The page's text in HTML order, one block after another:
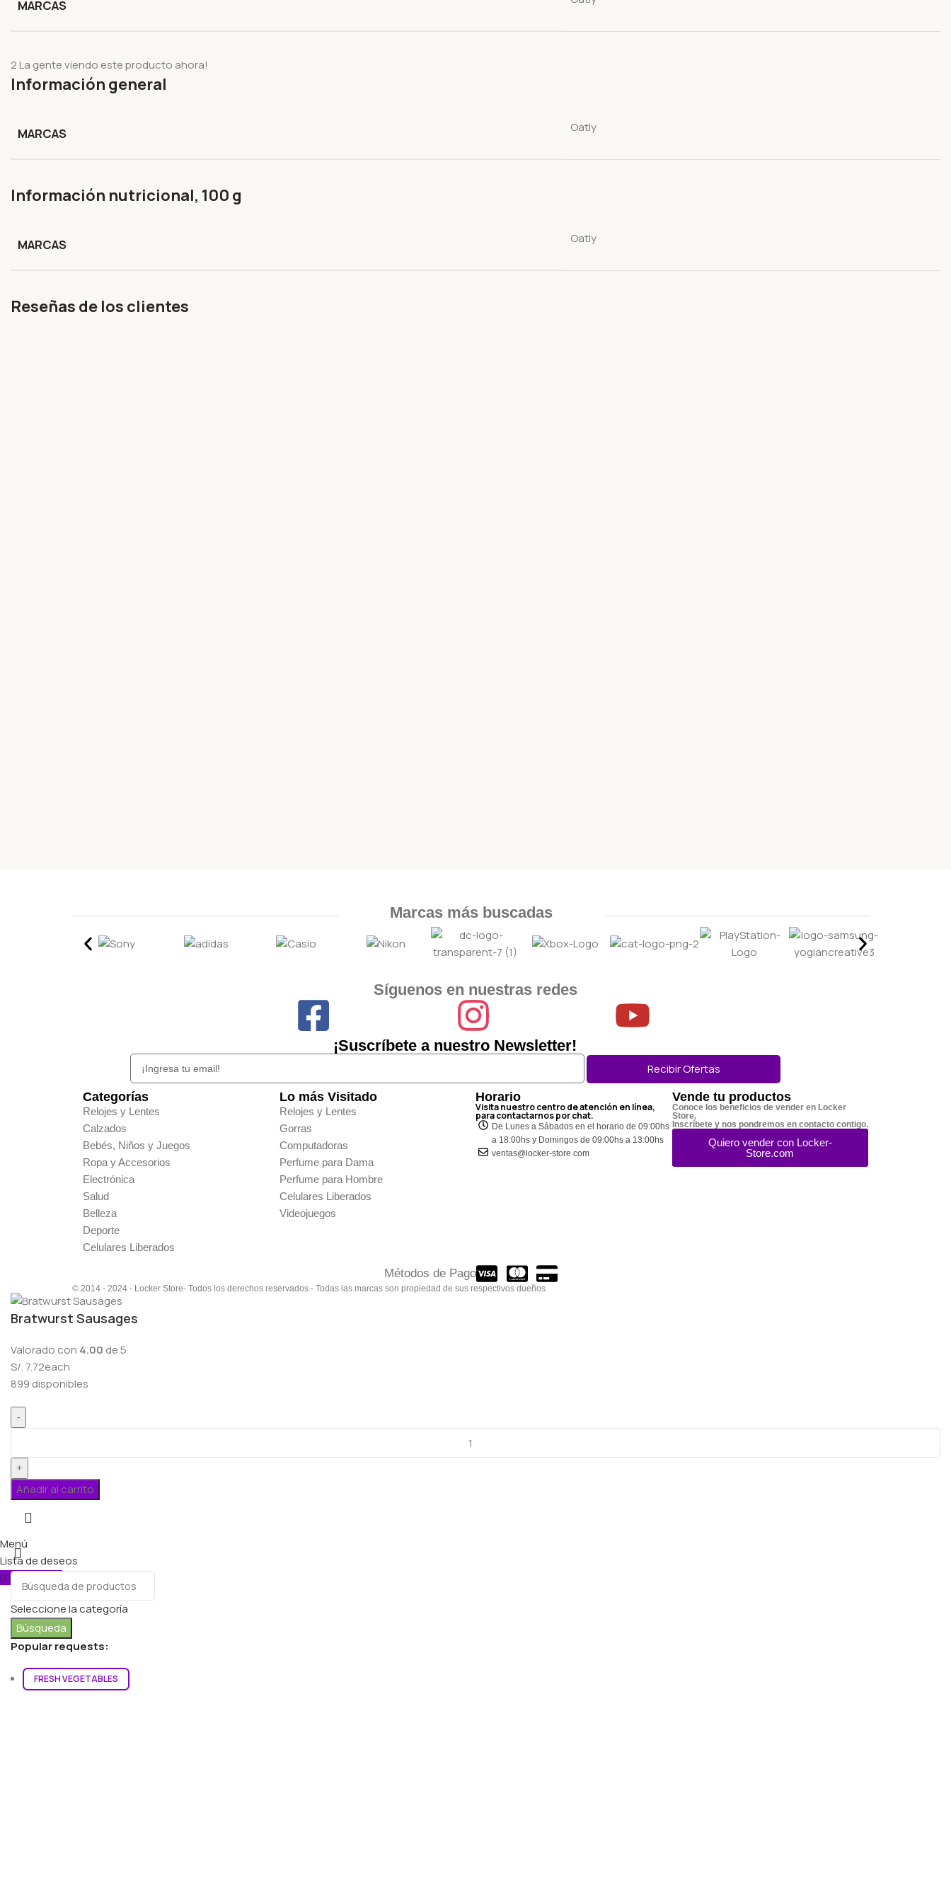
MARCAS
2 La gente viendo este producto ahora!
Información general
MARCAS Oatly
Información nutricional, 100 g
MARCAS Oatly
Reseñas de los clientes
Marcas más buscadas
Síguenos en nuestras redes
¡Suscríbete a nuestro Newsletter!
Recibir Ofertas
Categorías
Relojes y Lentes
Calzados
Bebés, Niños y Juegos
Ropa y Accesorios
Electrónica
Salud
Belleza
Deporte
Celulares Liberados
Lo más Visitado
Relojes y Lentes
Gorras
Computadoras
Perfume para Dama
Perfume para Hombre
Celulares Liberados
Videojuegos
Horario
Visita nuestro centro de atención en línea,
para contactarnos por chat.
De Lunes a Sábados en el horario de 09:00hs
a 18:00hs y Domingos de 09:00hs a 13:00hs
ventas@locker-store.com
Vende tu productos
Conoce los beneficios de vender en Locker
Store.
Inscríbete y nos pondremos en contacto contigo.
Quiero vender con Locker-
Store.com
Métodos de Pago
© 2014 - 2024 - Locker Store- Todos los derechos reservados - Todas las marcas son propiedad de sus respectivos dueños
Bratwurst Sausages
Valorado con 4.00 de 5
S/. 7.72each
899 disponibles
Añadir al carrito
Seleccione la categoría
Búsqueda
Popular requests:
FRESH VEGETABLES
Menú
Lista de deseos
0 elementos